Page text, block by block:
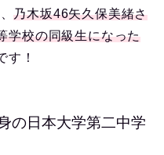
乃木坂46矢久保美緒さ
学校の同級生になった
す！
の日本大学第二中学